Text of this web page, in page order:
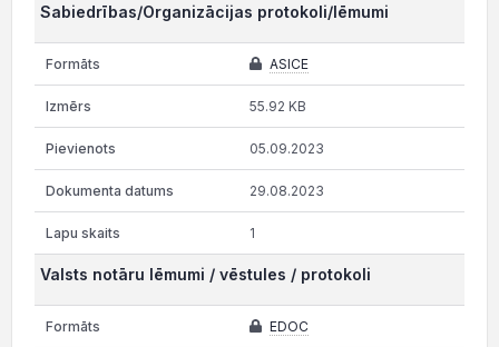
Sabiedrības/Organizācijas protokoli/lēmumi
ASICE
55.92 KB
05.09.2023
29.08.2023
1
Valsts notāru lēmumi / vēstules / protokoli
EDOC